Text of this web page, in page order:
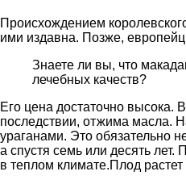
Происхождением
ими издавна. Позже,
Знаете ли вы, что
лечебных качеств?
Его цена достаточно высока.
последствии, отжима масла.
ураганами. Это обязательно
а спустя семь или десять лет.
в теплом климате.Плод